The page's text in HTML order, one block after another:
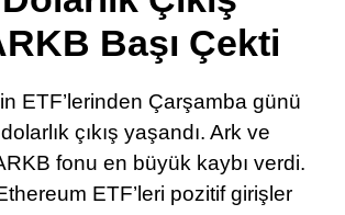
TikTok
Pinterest
LinkedIn
Telegram
Başı Çekti
ETF’lerinden Çarşamba günü
çıkış yaşandı. Ark ve
fonu en büyük kaybı verdi.
ETF’leri pozitif girişler